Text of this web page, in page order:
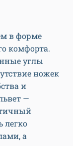
в форме
комфорта.
углы
ножек
и
—
легко
а